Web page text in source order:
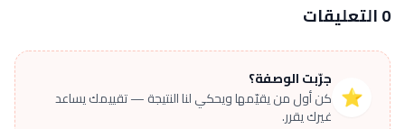
0 التعليقات
⭐
جرّبت الوصفة؟
كن أول من يقيّمها ويحكي لنا النتيجة — تقييمك يساعد
غيرك يقرر.